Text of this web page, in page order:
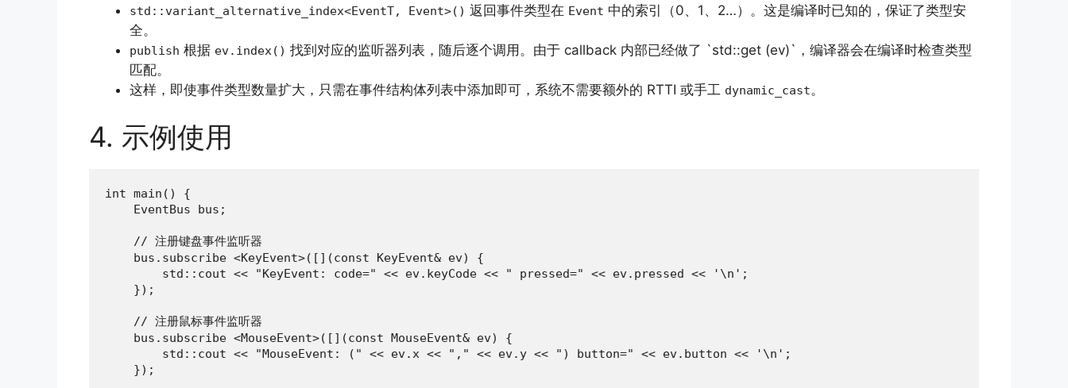
std::variant_alternative_index<EventT, Event>() 返回事件类型在 Event 中的索引（0、1、2…）。这是编译时已知的，保证了类型安
全。
publish 根据 ev.index() 找到对应的监听器列表，随后逐个调用。由于 callback 内部已经做了 `std::get (ev)`，编译器会在编译时检查类型
匹配。
这样，即使事件类型数量扩大，只需在事件结构体列表中添加即可，系统不需要额外的 RTTI 或手工 dynamic_cast。
4. 示例使用
int main() {
    EventBus bus;
    // 注册键盘事件监听器
    bus.subscribe <KeyEvent>([](const KeyEvent& ev) {
        std::cout << "KeyEvent: code=" << ev.keyCode << " pressed=" << ev.pressed << '\n';
    });
    // 注册鼠标事件监听器
    bus.subscribe <MouseEvent>([](const MouseEvent& ev) {
        std::cout << "MouseEvent: (" << ev.x << "," << ev.y << ") button=" << ev.button << '\n';
    });